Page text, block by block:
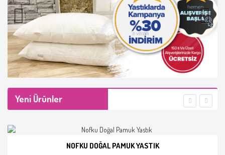
Yeni Ürünler
NOFKU DOĞAL PAMUK YASTIK